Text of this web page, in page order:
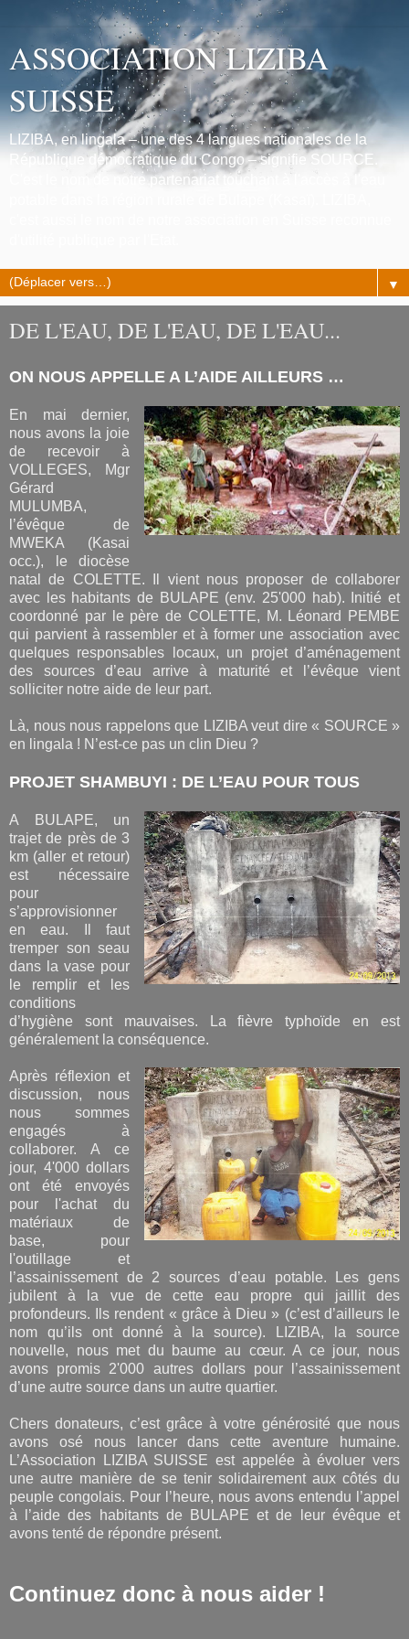
ASSOCIATION LIZIBA
SUISSE
LIZIBA, en lingala – une des 4 langues nationales de la
République démocratique du Congo – signifie SOURCE.
C'est le nom de notre partenariat touchant à l'accès à l'eau
▼
DE L'EAU, DE L'EAU, DE L'EAU...
ON NOUS APPELLE A L’AIDE AILLEURS …
En mai dernier,
nous avons la joie
de recevoir à
VOLLEGES, Mgr
Gérard
MULUMBA,
l’évêque de
MWEKA (Kasai
occ.), le diocèse
natal de COLETTE. Il vient nous proposer de collaborer
avec les habitants de BULAPE (env. 25'000 hab). Initié et
coordonné par le père de COLETTE, M. Léonard PEMBE
qui parvient à rassembler et à former une association avec
quelques responsables locaux, un projet d’aménagement
des sources d’eau arrive à maturité et l’évêque vient
solliciter notre aide de leur part.
Là, nous nous rappelons que LIZIBA veut dire « SOURCE »
en lingala ! N’est-ce pas un clin Dieu ?
PROJET SHAMBUYI : DE L’EAU POUR TOUS
A BULAPE, un
trajet de près de 3
km (aller et retour)
est nécessaire
pour
s’approvisionner
en eau. Il faut
tremper son seau
dans la vase pour
le remplir et les
conditions
d’hygiène sont mauvaises. La fièvre typhoïde en est
généralement la conséquence.
Après réflexion et
discussion, nous
nous sommes
engagés à
collaborer. A ce
jour, 4'000 dollars
ont été envoyés
pour l'achat du
matériaux de
base, pour
l'outillage et
l’assainissement de 2 sources d’eau potable. Les gens
jubilent à la vue de cette eau propre qui jaillit des
profondeurs. Ils rendent « grâce à Dieu » (c’est d’ailleurs le
nom qu’ils ont donné à la source). LIZIBA, la source
nouvelle, nous met du baume au cœur. A ce jour, nous
avons promis 2'000 autres dollars pour l’assainissement
d’une autre source dans un autre quartier.
Chers donateurs, c’est grâce à votre générosité que nous
avons osé nous lancer dans cette aventure humaine.
L’Association LIZIBA SUISSE est appelée à évoluer vers
une autre manière de se tenir solidairement aux côtés du
peuple congolais. Pour l’heure, nous avons entendu l’appel
à l’aide des habitants de BULAPE et de leur évêque et
avons tenté de répondre présent.
Continuez donc à nous aider !